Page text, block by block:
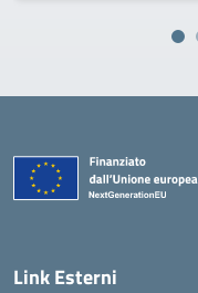
Link Esterni